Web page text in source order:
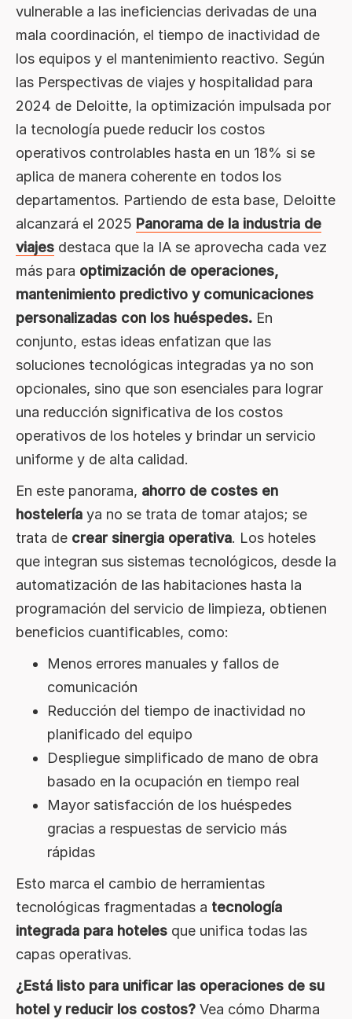
vulnerable a las ineficiencias derivadas de una
mala coordinación, el tiempo de inactividad de
los equipos y el mantenimiento reactivo. Según
las Perspectivas de viajes y hospitalidad para
2024 de Deloitte, la optimización impulsada por
la tecnología puede reducir los costos
operativos controlables hasta en un 18% si se
aplica de manera coherente en todos los
departamentos. Partiendo de esta base, Deloitte
alcanzará el 2025 Panorama de la industria de
viajes destaca que la IA se aprovecha cada vez
más para optimización de operaciones,
mantenimiento predictivo y comunicaciones
personalizadas con los huéspedes. En
conjunto, estas ideas enfatizan que las
soluciones tecnológicas integradas ya no son
opcionales, sino que son esenciales para lograr
una reducción significativa de los costos
operativos de los hoteles y brindar un servicio
uniforme y de alta calidad.
En este panorama, ahorro de costes en
hostelería ya no se trata de tomar atajos; se
trata de crear sinergia operativa. Los hoteles
que integran sus sistemas tecnológicos, desde la
automatización de las habitaciones hasta la
programación del servicio de limpieza, obtienen
beneficios cuantificables, como:
Menos errores manuales y fallos de
comunicación
Reducción del tiempo de inactividad no
planificado del equipo
Despliegue simplificado de mano de obra
basado en la ocupación en tiempo real
Mayor satisfacción de los huéspedes
gracias a respuestas de servicio más
rápidas
Esto marca el cambio de herramientas
tecnológicas fragmentadas a tecnología
integrada para hoteles que unifica todas las
capas operativas.
¿Está listo para unificar las operaciones de su
hotel y reducir los costos? Vea cómo Dharma